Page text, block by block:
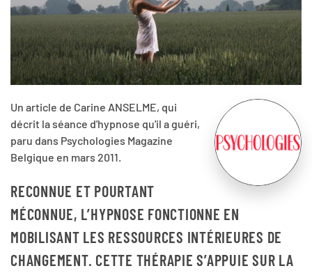
Un article de Carine ANSELME, qui
décrit la séance d'hypnose qu'il a guéri,
paru dans Psychologies Magazine
Belgique en mars 2011.
RECONNUE ET POURTANT
MÉCONNUE, L’HYPNOSE FONCTIONNE EN
MOBILISANT LES RESSOURCES INTÉRIEURES DE
CHANGEMENT. CETTE THÉRAPIE S’APPUIE SUR LA